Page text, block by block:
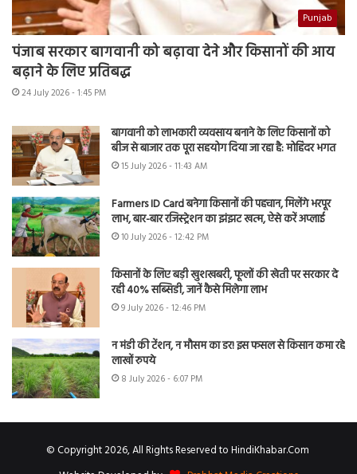
Punjab
पंजाब सरकार बागवानी को बढ़ावा देने और किसानों की आय
बढ़ाने के लिए प्रतिबद्ध
24 July 2026 - 1:45 PM
बागवानी को लाभकारी व्यवसाय बनाने के लिए किसानों को
बीज से बाजार तक पूरा सहयोग दिया जा रहा है: मोहिंदर भगत
15 July 2026 - 11:43 AM
Farmers ID Card बनेगा किसानों की पहचान, मिलेंगे भरपूर
लाभ, बार-बार रजिस्ट्रेशन का झंझट खत्म, ऐसे करें अप्लाई
10 July 2026 - 12:42 PM
किसानों के लिए बड़ी खुशखबरी, फूलों की खेती पर सरकार दे
रही 40% सब्सिडी, जानें कैसे मिलेगा लाभ
9 July 2026 - 12:46 PM
न मंडी की टेंशन, न मौसम का डर! इस फसल से किसान कमा रहे
लाखों रुपये
8 July 2026 - 6:07 PM
© Copyright 2026, All Rights Reserved to HindiKhabar.Com